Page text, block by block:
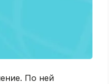
По ней